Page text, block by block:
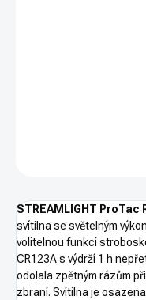
STREAMLIGHT ProTac
svítilna se světelným
volitelnou funkcí
CR123A s výdrží 1 h
odolala zpětným rázům
zbraní. Svítilna je